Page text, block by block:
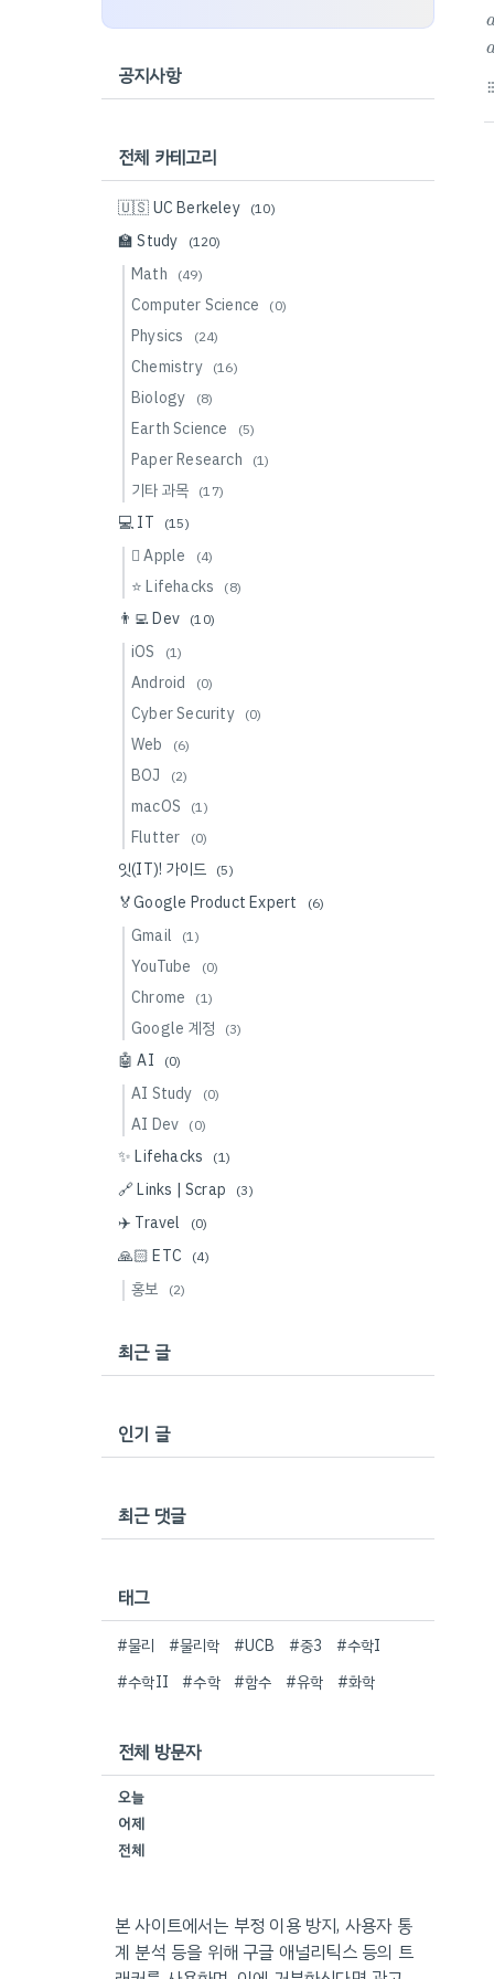
a
a
공지사항
전체 카테고리
🇺🇸 UC Berkeley (10)
🏫 Study (120)
Math (49)
Computer Science (0)
Physics (24)
Chemistry (16)
Biology (8)
Earth Science (5)
Paper Research (1)
기타 과목 (17)
💻 IT (15)
 Apple (4)
⭐️ Lifehacks (8)
👨‍💻 Dev (10)
iOS (1)
Android (0)
Cyber Security (0)
Web (6)
BOJ (2)
macOS (1)
Flutter (0)
잇(IT)! 가이드 (5)
🏅Google Product Expert (6)
Gmail (1)
YouTube (0)
Chrome (1)
Google 계정 (3)
🤖 AI (0)
AI Study (0)
AI Dev (0)
✨ Lifehacks (1)
🔗 Links | Scrap (3)
✈️ Travel (0)
🙏🏻 ETC (4)
홍보 (2)
최근 글
인기 글
최근 댓글
태그
#물리 #물리학 #UCB #중3
#수학I
#수학II
#수학 #함수 #유학 #화학
전체 방문자
오늘
어제
전체
본 사이트에서는 부정 이용 방지, 사용자 통
계 분석 등을 위해 구글 애널리틱스 등의 트